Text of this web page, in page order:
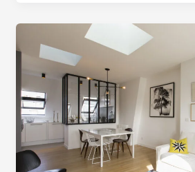
savoir
rénovation
d’appartements :
conseils
et
astuces